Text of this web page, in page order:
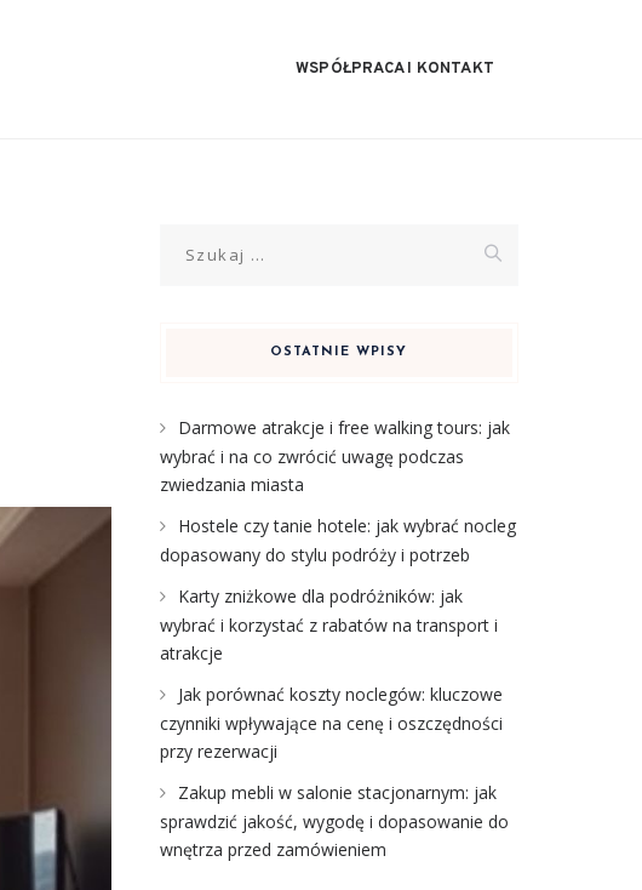
WSPÓŁPRACA I KONTAKT
OSTATNIE WPISY
Darmowe atrakcje i free walking tours: jak
wybrać i na co zwrócić uwagę podczas
zwiedzania miasta
Hostele czy tanie hotele: jak wybrać nocleg
dopasowany do stylu podróży i potrzeb
Karty zniżkowe dla podróżników: jak
wybrać i korzystać z rabatów na transport i
atrakcje
Jak porównać koszty noclegów: kluczowe
czynniki wpływające na cenę i oszczędności
przy rezerwacji
Zakup mebli w salonie stacjonarnym: jak
sprawdzić jakość, wygodę i dopasowanie do
wnętrza przed zamówieniem